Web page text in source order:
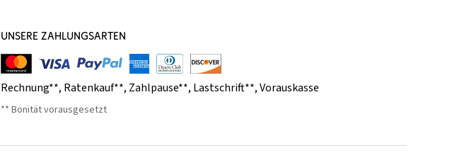
UNSERE ZAHLUNGSARTEN
Rechnung**, Ratenkauf**, Zahlpause**, Lastschrift**,Vorauskasse
** Bonität vorausgesetzt